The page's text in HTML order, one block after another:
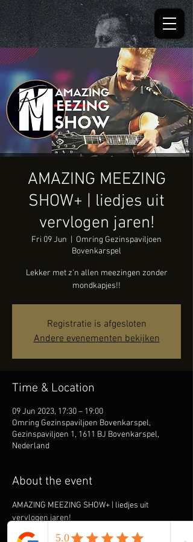
AMAZING MEEZING
SHOW+ | liedjes uit
vervlogen jaren!
Fri 09 Jun
Omring Gezinspaviljoen
Bovenkarspel
Lekker met z'n allen meezingen zonder
mondkapjes!!
Registratie is afgesloten
Andere evenementen bekijken
Time & Location
09 Jun 2023, 17:30 – 19:00
Omring Gezinspaviljoen Bovenkarspel,
Gezinspaviljoen 1, 1611 BJ Bovenkarspel,
Nederland
About the event
AMAZING MEEZING SHOW+ | liedjes uit
vervlogen jaren!
Ook René draagt de ouderen onder ons een